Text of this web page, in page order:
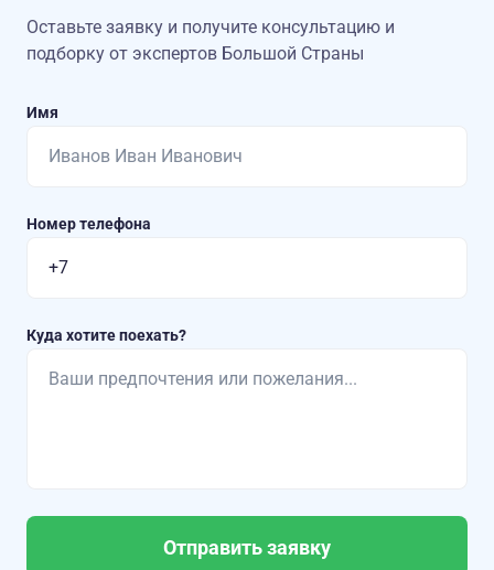
Оставьте заявку и получите консультацию и
подборку от экспертов Большой Страны
Имя
Номер телефона
Куда хотите поехать?
Отправить заявку